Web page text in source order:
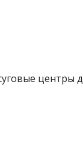
центры